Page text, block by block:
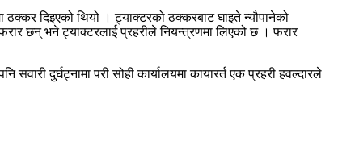
दिइएको थियो । ट्याक्टरको ठक्करबाट घाइते न्यौपानेको
छन् भने ट्याक्टरलाई प्रहरीले नियन्त्रणमा लिएको छ । फरार
दुर्घट्नामा परी सोही कार्यालयमा कायारर्त एक प्रहरी हवल्दारले